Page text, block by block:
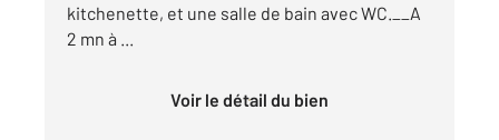
kitchenette, et une salle de bain avec WC.__A
2 mn à ...
Voir le détail du bien